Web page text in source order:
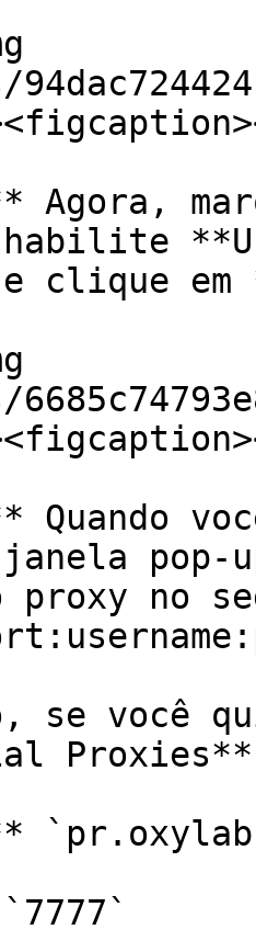
Agora,
clique
Quando
janela pop-
proxy no
se você